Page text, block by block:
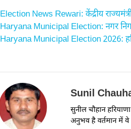
Election News Rewari: केंद्रीय राज्यमंत्री
Haryana Municipal Election: नगर
Haryana Municipal Election 2026:
Sunil
सुनील चौहान
अनुभव है वर्तमान में